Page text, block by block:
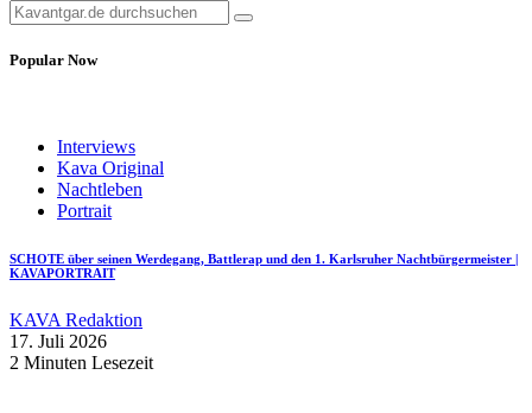
Popular Now
Interviews
Kava Original
Nachtleben
Portrait
SCHOTE über seinen Werdegang, Battlerap und den 1. Karlsruher Nachtbürgermeister |
KAVAPORTRAIT
KAVA Redaktion
17. Juli 2026
2 Minuten Lesezeit